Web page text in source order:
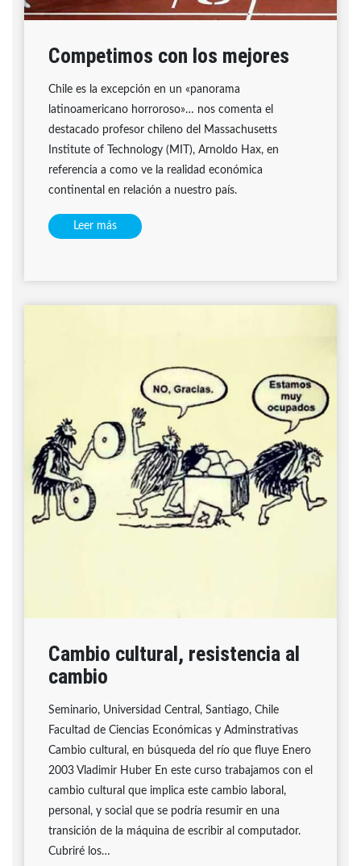
Competimos con los mejores
Chile es la excepción en un «panorama
latinoamericano horroroso»… nos comenta el
destacado profesor chileno del Massachusetts
Institute of Technology (MIT), Arnoldo Hax, en
referencia a como ve la realidad económica
continental en relación a nuestro país.
Leer más
Cambio cultural, resistencia al
cambio
Seminario, Universidad Central, Santiago, Chile
Facultad de Ciencias Económicas y Adminstrativas
Cambio cultural, en búsqueda del río que fluye Enero
2003 Vladimir Huber En este curso trabajamos con el
cambio cultural que implica este cambio laboral,
personal, y social que se podría resumir en una
transición de la máquina de escribir al computador.
Cubriré los…